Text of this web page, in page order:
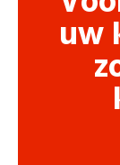
uw